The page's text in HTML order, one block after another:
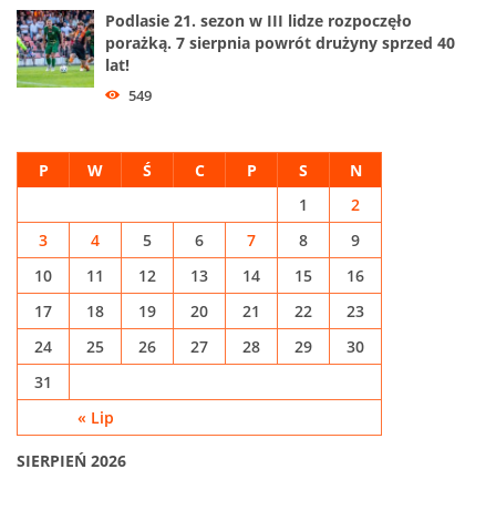
Podlasie 21. sezon w III lidze rozpoczęło
porażką. 7 sierpnia powrót drużyny sprzed 40
lat!
549
SIERPIEŃ 2026
P W Ś C P S N
« Lip
1
2
3
4 5 6 7 8
9
10
11 12 13 14 15
16
17
18 19 20 21 22
23
24
25 26 27 28 29
30
31